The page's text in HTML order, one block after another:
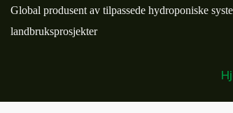
Global produsent av tilpassede hydroponiske
landbruksprosjekter